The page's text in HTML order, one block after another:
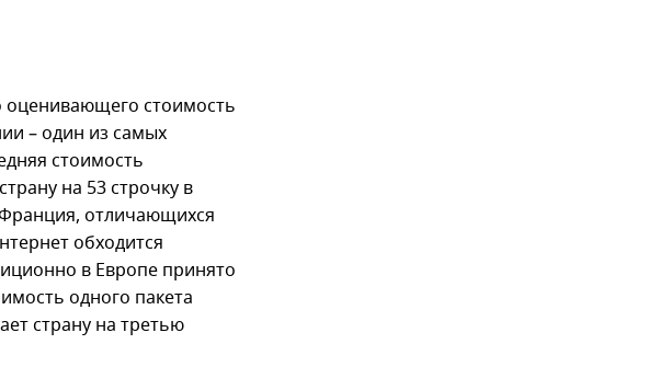
оценивающего стоимость
– один из самых
стоимость
на 53 строчку в
Франция, отличающихся
обходится
в Европе принято
одного пакета
страну на третью